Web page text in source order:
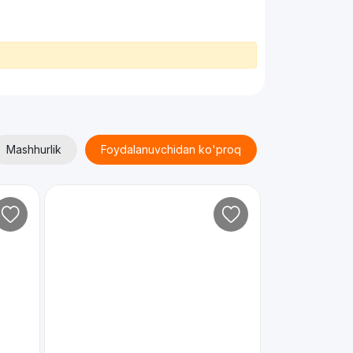
Mashhurlik Foydalanuvchidan ko'proq